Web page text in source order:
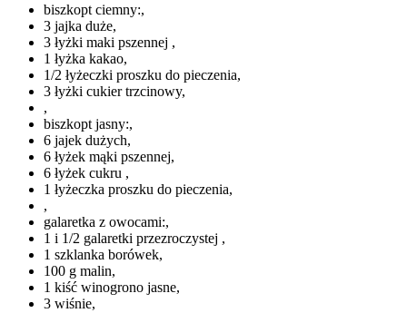
biszkopt ciemny:,
3 jajka duże,
3 łyżki maki pszennej ,
1 łyżka kakao,
1/2 łyżeczki proszku do pieczenia,
3 łyżki cukier trzcinowy,
,
biszkopt jasny:,
6 jajek dużych,
6 łyżek mąki pszennej,
6 łyżek cukru ,
1 łyżeczka proszku do pieczenia,
,
galaretka z owocami:,
1 i 1/2 galaretki przezroczystej ,
1 szklanka borówek,
100 g malin,
1 kiść winogrono jasne,
3 wiśnie,